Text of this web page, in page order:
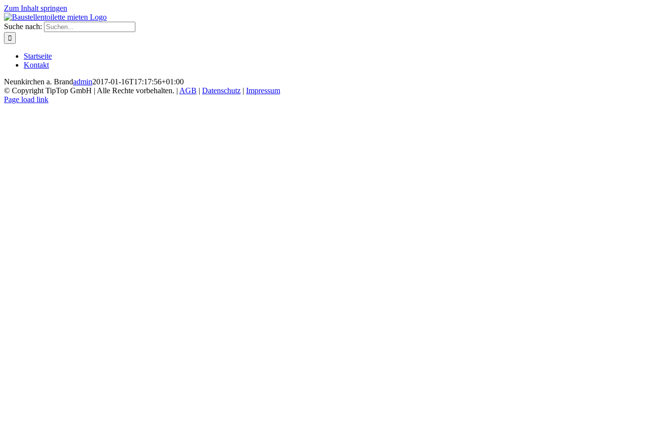
Zum Inhalt springen
Suche nach:
Startseite
Kontakt
Neunkirchen a. Brandadmin2017-01-16T17:17:56+01:00
© Copyright TipTop GmbH | Alle Rechte vorbehalten. | AGB | Datenschutz | Impressum
Page load link